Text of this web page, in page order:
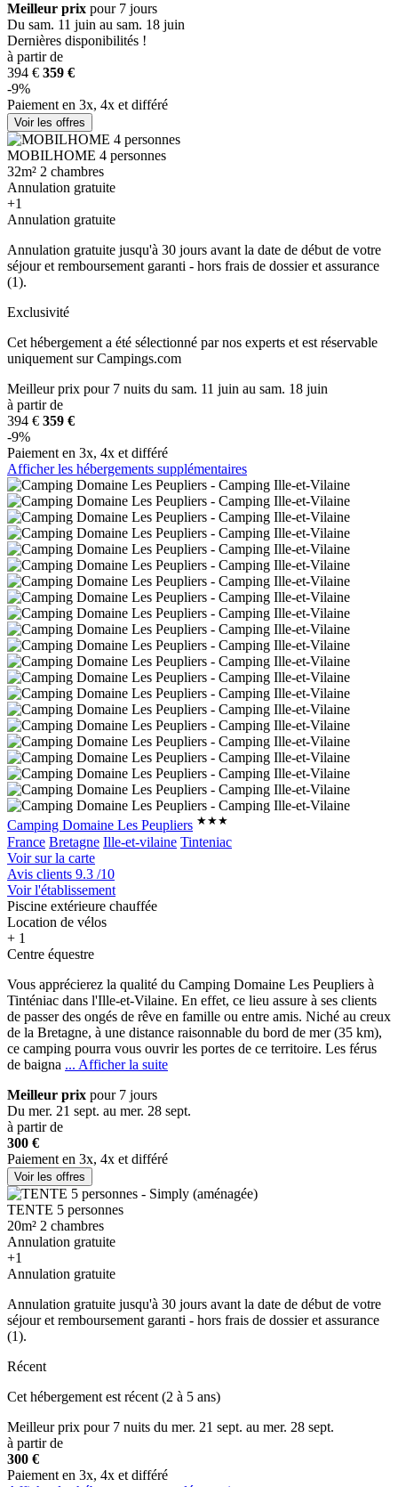
Meilleur prix pour 7 jours
Du sam. 11 juin au sam. 18 juin
Dernières disponibilités !
à partir de
394 € 359 €
-9%
Paiement en 3x, 4x et différé
Voir les offres
MOBILHOME 4 personnes
32m² 2 chambres
Annulation gratuite
+1
Annulation gratuite
Annulation gratuite jusqu'à 30 jours avant la date de début de votre
séjour et remboursement garanti - hors frais de dossier et assurance
(1).
Exclusivité
Cet hébergement a été sélectionné par nos experts et est réservable
uniquement sur Campings.com
Meilleur prix pour 7 nuits du sam. 11 juin au sam. 18 juin
à partir de
394 € 359 €
-9%
Paiement en 3x, 4x et différé
Afficher les hébergements supplémentaires
Camping Domaine Les Peupliers ★★★
France Bretagne Ille-et-vilaine Tinteniac
Voir sur la carte
Avis clients 9.3 /10
Voir l'établissement
Piscine extérieure chauffée
Location de vélos
+ 1
Centre équestre
Vous apprécierez la qualité du Camping Domaine Les Peupliers à
Tinténiac dans l'Ille-et-Vilaine. En effet, ce lieu assure à ses clients
de passer des ongés de rêve en famille ou entre amis. Niché au creux
de la Bretagne, à une distance raisonnable du bord de mer (35 km),
ce camping pourra vous ouvrir les portes de ce territoire. Les férus
de baigna ... Afficher la suite
Meilleur prix pour 7 jours
Du mer. 21 sept. au mer. 28 sept.
à partir de
300 €
Paiement en 3x, 4x et différé
Voir les offres
TENTE 5 personnes
20m² 2 chambres
Annulation gratuite
+1
Annulation gratuite
Annulation gratuite jusqu'à 30 jours avant la date de début de votre
séjour et remboursement garanti - hors frais de dossier et assurance
(1).
Récent
Cet hébergement est récent (2 à 5 ans)
Meilleur prix pour 7 nuits du mer. 21 sept. au mer. 28 sept.
à partir de
300 €
Paiement en 3x, 4x et différé